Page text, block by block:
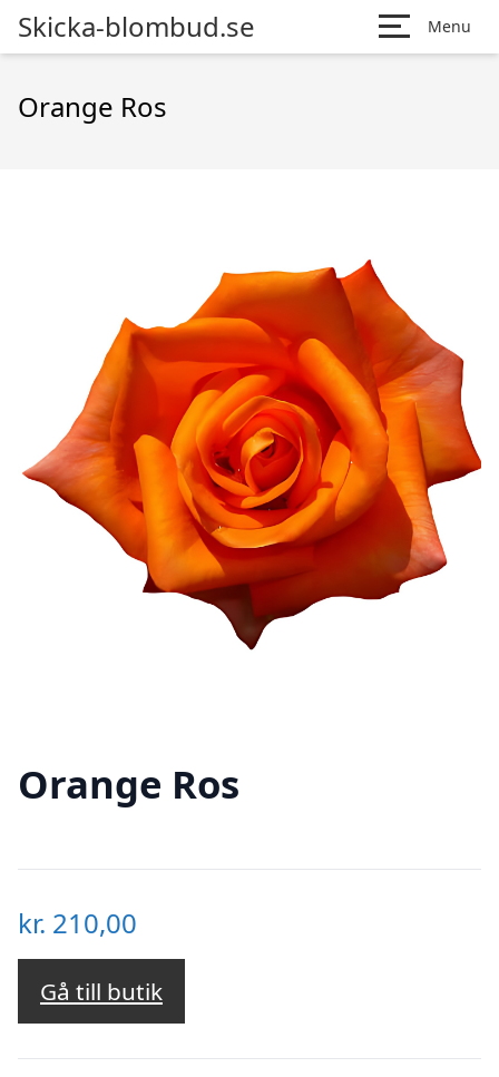
Skicka-blombud.se Menu
Orange Ros
Orange Ros
kr. 210,00
Gå till butik